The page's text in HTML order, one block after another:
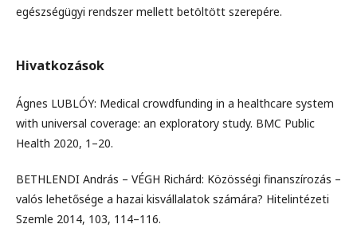
egészségügyi rendszer mellett betöltött szerepére.
Hivatkozások
Ágnes LUBLÓY: Medical crowdfunding in a healthcare system
with universal coverage: an exploratory study. BMC Public
Health 2020, 1–20.
BETHLENDI András – VÉGH Richárd: Közösségi finanszírozás –
valós lehetősége a hazai kisvállalatok számára? Hitelintézeti
Szemle 2014, 103, 114–116.